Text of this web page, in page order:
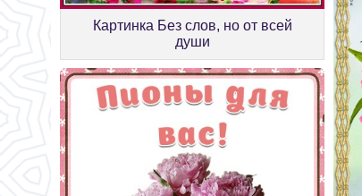
Картинка Без слов, но от всей
души